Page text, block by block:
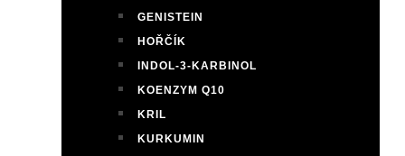
GENISTEIN
HOŘČÍK
INDOL-3-KARBINOL
KOENZYM Q10
KRIL
KURKUMIN